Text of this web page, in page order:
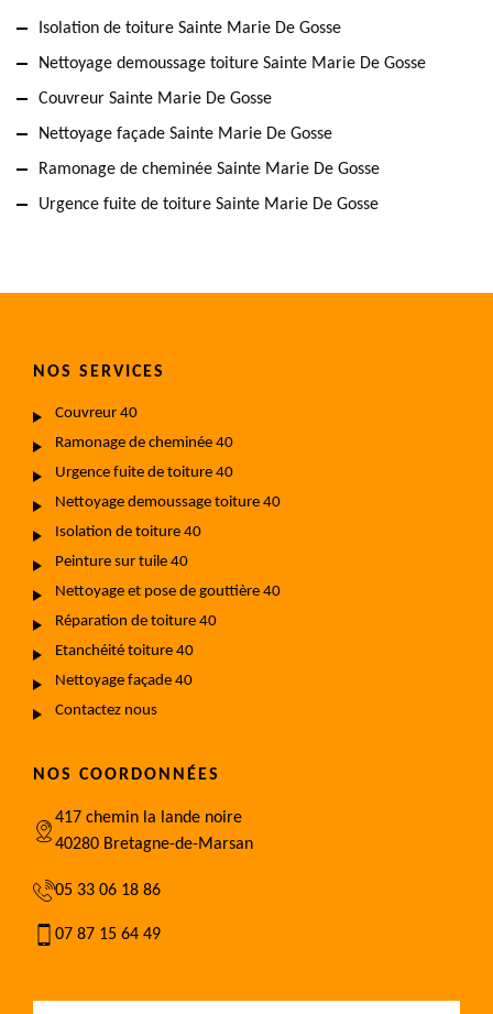
Isolation de toiture Sainte Marie De Gosse
Nettoyage demoussage toiture Sainte Marie De Gosse
Couvreur Sainte Marie De Gosse
Nettoyage façade Sainte Marie De Gosse
Ramonage de cheminée Sainte Marie De Gosse
Urgence fuite de toiture Sainte Marie De Gosse
NOS SERVICES
Couvreur 40
Ramonage de cheminée 40
Urgence fuite de toiture 40
Nettoyage demoussage toiture 40
Isolation de toiture 40
Peinture sur tuile 40
Nettoyage et pose de gouttière 40
Réparation de toiture 40
Etanchéité toiture 40
Nettoyage façade 40
Contactez nous
NOS COORDONNÉES
417 chemin la lande noire
40280 Bretagne-de-Marsan
05 33 06 18 86
07 87 15 64 49